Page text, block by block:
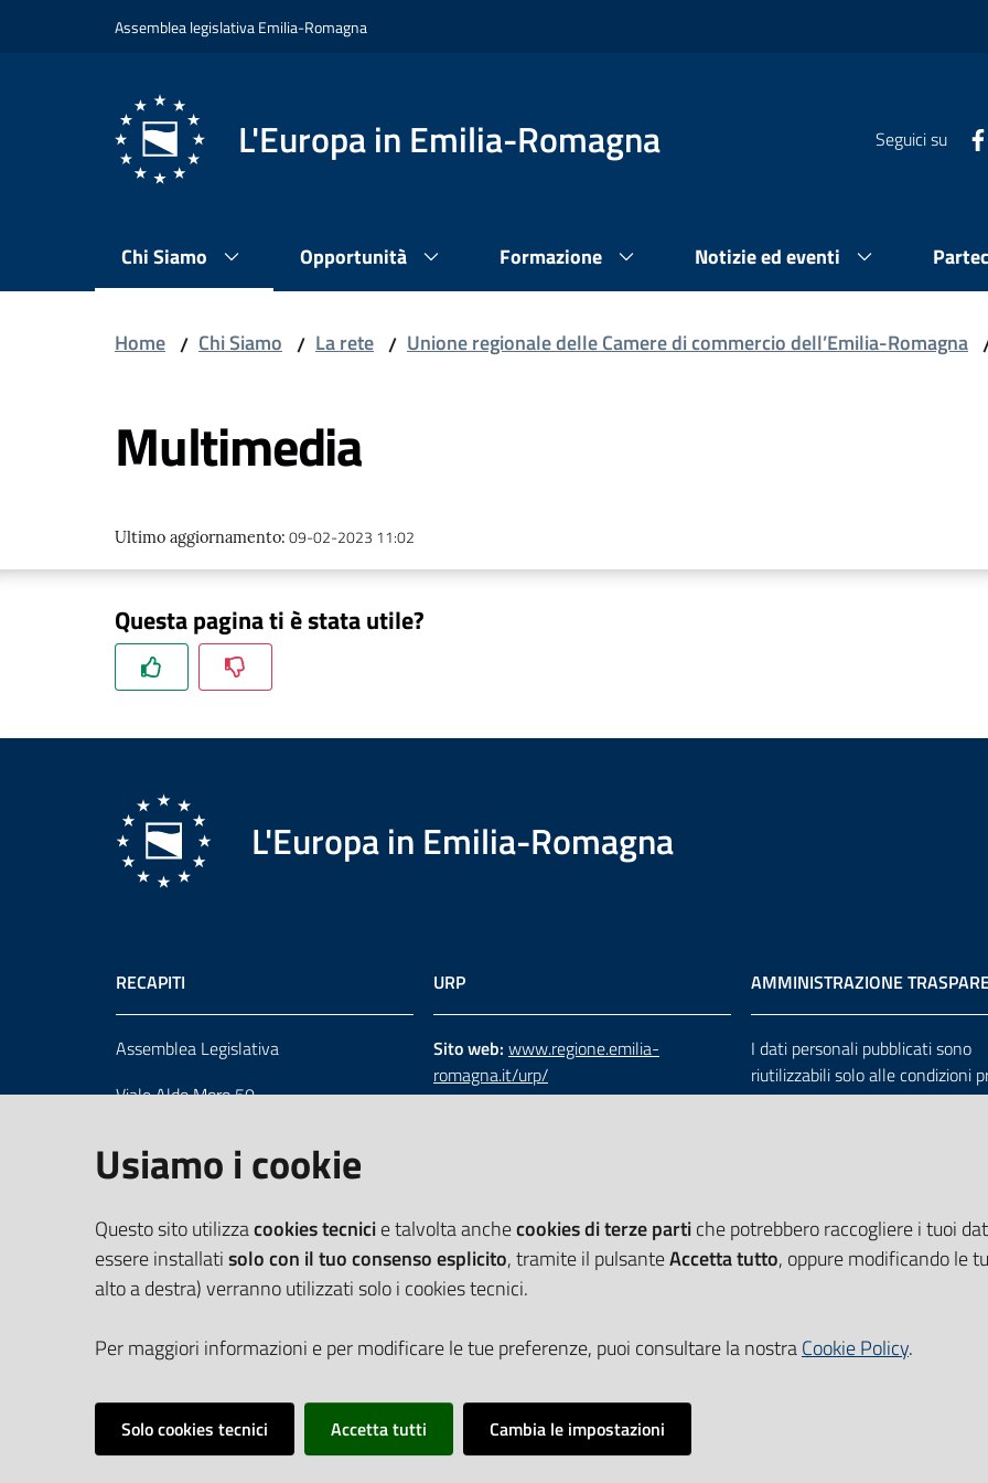
Vai al contenuto
Vai alla navigazioneAssemblea legislativa Emilia-Romagna
L'Europa in Emilia-Romagna Seguici su
Chi Siamo Opportunità Formazione Notizie ed eventi
Home / Chi Siamo / La rete / Unione regionale delle Camere di commercio dell’Emilia-Romagna
Multimedia
Ultimo aggiornamento: 09-02-2023 11:02
Questa pagina ti è stata utile?
L'Europa in Emilia-Romagna
RECAPITI
Assemblea Legislativa
Viale Aldo Moro 50
Centralino 051 5275226
Cerca telefoni e indirizzi
URP
Sito web: www.regione.emilia-
romagna.it/urp/
Numero verde:800.66.22.00
AMMINISTRAZIONE
I dati personali pubblicati sono
riutilizzabili solo alle condizioni
dalla direttiva comunitaria
Vai alla pagina
Usiamo i cookie
Questo sito utilizzacookies tecnicie talvolta anchecookies di terze partiche potrebbero raccogliere i tuoi
essere installatisolo con il tuo consenso esplicito, tramite il pulsanteAccetta tutto, oppure modificando le
alto a destra) verranno utilizzati solo i cookies tecnici.
Per maggiori informazioni e per modificare le tue preferenze, puoi consultare la nostraCookie Policy.
Solo cookies tecnici Accetta tutti Cambia le impostazioni